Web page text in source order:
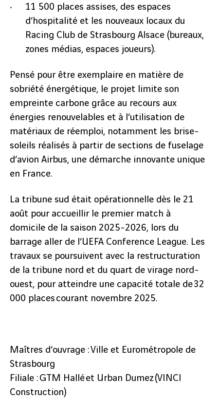
11 500 places assises, des espaces
d’hospitalité et les nouveaux locaux du
Racing Club de Strasbourg Alsace (bureaux,
zones médias, espaces joueurs).
Pensé pour être exemplaire en matière de
sobriété énergétique, le projet limite son
empreinte carbone grâce au recours aux
énergies renouvelables et à l’utilisation de
matériaux de réemploi, notamment les brise-
soleils réalisés à partir de sections de fuselage
d’avion Airbus, une démarche innovante unique
en France.
La tribune sud était opérationnelle dès le 21
août pour accueillir le premier match à
domicile de la saison 2025-2026, lors du
barrage aller de l’UEFA Conference League. Les
travaux se poursuivent avec la restructuration
de la tribune nord et du quart de virage nord-
ouest, pour atteindre une capacité totale de 32
000 places courant novembre 2025.
Maîtres d’ouvrage : Ville et Eurométropole de
Strasbourg
Filiale : GTM Hallé et Urban Dumez (VINCI
Construction)